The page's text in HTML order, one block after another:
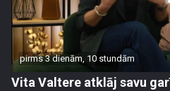
pirms 3 dienām, 10 stundām
Vita Valtere atklāj savu